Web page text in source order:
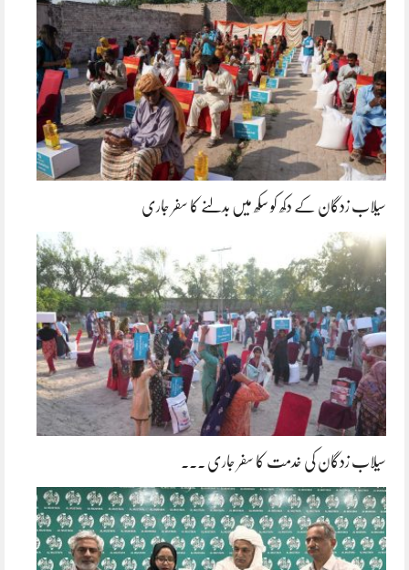
سیلاب زدگان کے دکھ کو سکھ میں بدلنے کا سفر جاری
سیلاب زدگان کی خدمت کا سفر جاری ۔۔۔